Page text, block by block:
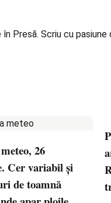
Presă. Scriu cu
26
Cer variabil și
de toamnă